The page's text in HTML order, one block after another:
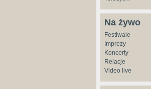
Na żywo
Festiwale
Imprezy
Koncerty
Relacje
Video live